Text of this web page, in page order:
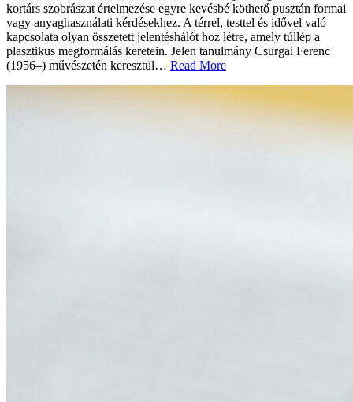
kortárs szobrászat értelmezése egyre kevésbé köthető pusztán formai
vagy anyaghasználati kérdésekhez. A térrel, testtel és idővel való
kapcsolata olyan összetett jelentéshálót hoz létre, amely túllép a
plasztikus megformálás keretein. Jelen tanulmány Csurgai Ferenc
(1956–) művészetén keresztül… Read More